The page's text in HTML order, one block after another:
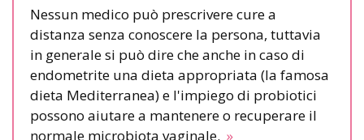
Nessun medico può prescrivere cure a
distanza senza conoscere la persona, tuttavia
in generale si può dire che anche in caso di
endometrite una dieta appropriata (la famosa
dieta Mediterranea) e l'impiego di probiotici
possono aiutare a mantenere o recuperare il
normale microbiota vaginale. »